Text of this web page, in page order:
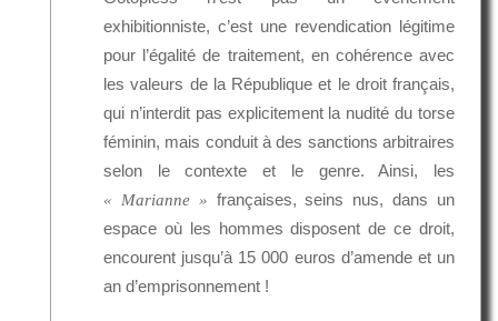
exhibitionniste, c’est une revendication légitime
pour l’égalité de traitement, en cohérence avec
les valeurs de la République et le droit français,
qui n’interdit pas explicitement la nudité du torse
féminin, mais conduit à des sanctions arbitraires
selon le contexte et le genre. Ainsi, les
« Marianne » françaises, seins nus, dans un
espace où les hommes disposent de ce droit,
encourent jusqu’à 15 000 euros d’amende et un
an d’emprisonnement !